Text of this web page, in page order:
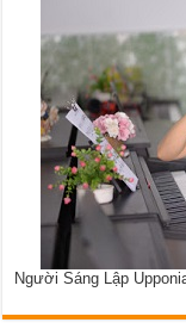
Người Sáng Lập